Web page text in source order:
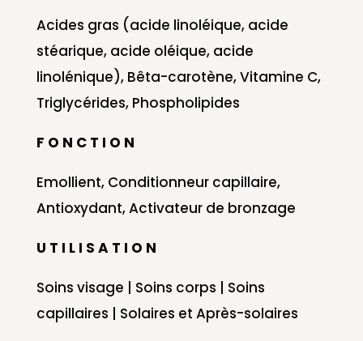
Acides gras (acide linoléique, acide
stéarique, acide oléique, acide
linolénique), Bêta-carotène, Vitamine C,
Triglycérides, Phospholipides
F O N C T I O N
Emollient, Conditionneur capillaire,
Antioxydant, Activateur de bronzage
U T I L I S A T I O N
Soins visage | Soins corps | Soins
capillaires | Solaires et Après-solaires